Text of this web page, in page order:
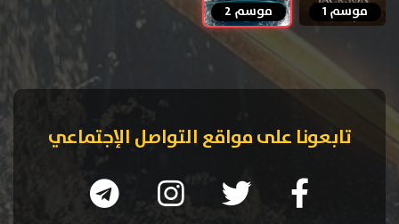
موسم 1 موسم 2
تابعونا على مواقع التواصل الإجتماعي